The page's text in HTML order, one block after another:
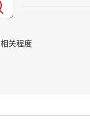
相关程度